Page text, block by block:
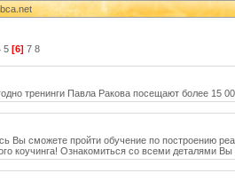
5 [6] 7 8
тренинги Павла Ракова посещают более 15
сможете пройти обучение по построению
коучинга! Ознакомиться со всеми деталями